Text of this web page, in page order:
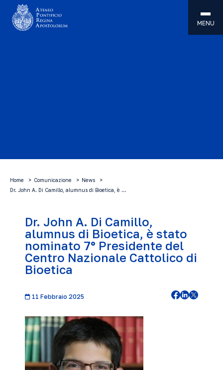
MENU
Home Comunicazione
News
Dr. John A. Di Camillo, alumnus di Bioetica, è …
Dr. John A. Di Camillo,
alumnus di Bioetica, è stato
nominato 7° Presidente del
Centro Nazionale Cattolico di
Bioetica
11 Febbraio 2025